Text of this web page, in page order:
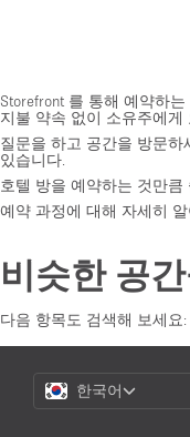
Storefront 를 통해 예약하는
지불 약속 없이 소유주에게
질문을 하고 공간을 방문
있습니다.
호텔 방을 예약하는 것만큼
예약 과정에 대해 자세히
비슷한 공
다음 항목도 검색해 보세요:
Choose
Language
한국어